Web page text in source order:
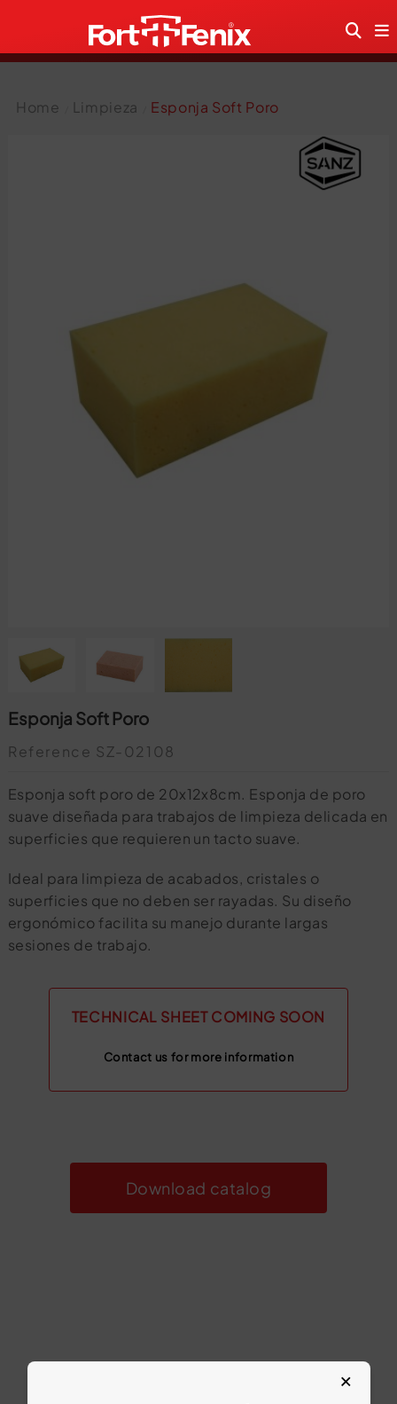
Home Limpieza Esponja Soft Poro
Esponja Soft Poro
Reference SZ-02108
Esponja soft poro de 20x12x8cm. Esponja de poro
suave diseñada para trabajos de limpieza delicada en
superficies que requieren un tacto suave.
Ideal para limpieza de acabados, cristales o
superficies que no deben ser rayadas. Su diseño
ergonómico facilita su manejo durante largas
sesiones de trabajo.
TECHNICAL SHEET COMING SOON
Contact us for more information
Download catalog
×